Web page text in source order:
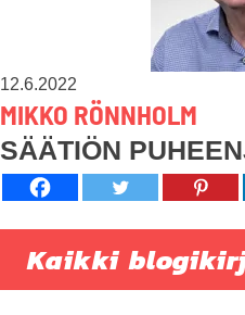
12.6.2022
MIKKO RÖNNHOLM
SÄÄTIÖN
Kaikki